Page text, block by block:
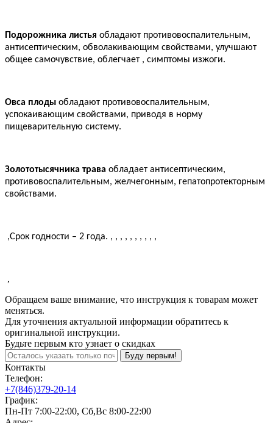
Подорожника листья обладают противовоспалительным,
антисептическим, обволакивающим свойствами, улучшают
общее самочувствие, облегчает , симптомы изжоги.
Овса плоды обладают противовоспалительным,
успокаивающим свойствами, приводя в норму
пищеварительную систему.
Золототысячника трава обладает антисептическим,
противовоспалительным, желчегонным, гепатопротекторным
свойствами.
,Срок годности – 2 года. , , , , , , , , , ,
,
Обращаем ваше внимание, что инструкция к товарам может
меняться.
Для уточнения актуальной информации обратитесь к
оригинальной инструкции.
Будьте первым кто узнает о скидках
Буду первым!
Контакты
Телефон:
+7(846)379-20-14
График:
Пн-Пт 7:00-22:00, Сб,Вс 8:00-22:00